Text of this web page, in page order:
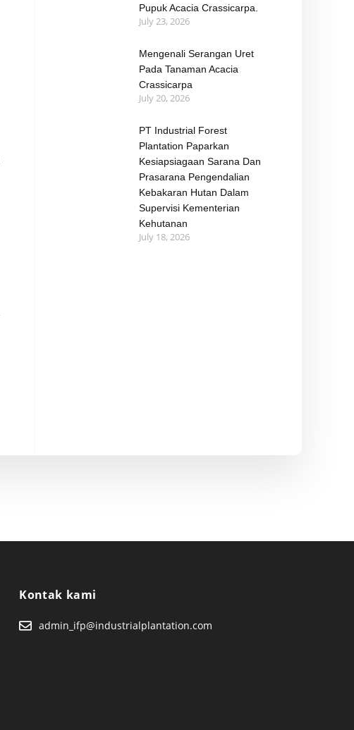
Pupuk Acacia Crassicarpa.
July 23, 2026
Mengenali Serangan Uret
Pada Tanaman Acacia
Crassicarpa
July 20, 2026
PT Industrial Forest
Plantation Paparkan
Kesiapsiagaan Sarana Dan
Prasarana Pengendalian
Kebakaran Hutan Dalam
Supervisi Kementerian
Kehutanan
July 18, 2026
Kontak kami
admin_ifp@industrialplantation.com